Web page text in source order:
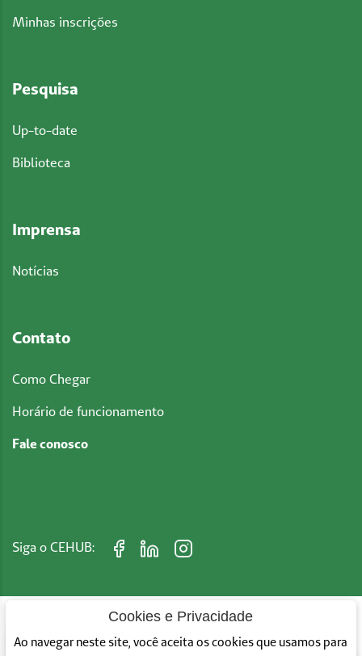
Minhas inscrições
Pesquisa
Up-to-date
Biblioteca
Imprensa
Notícias
Contato
Como Chegar
Horário de funcionamento
Fale conosco
Siga o CEHUB:
CEHUB © 2026 - Todos os direitos reservados
Das 8h Às 17h
Cookies e Privacidade
Ao navegar neste site, você aceita os cookies que usamos para